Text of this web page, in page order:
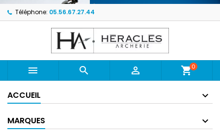
Téléphone: 05.56.67.27.44
   shopping_cart0
ACCUEIL
MARQUES